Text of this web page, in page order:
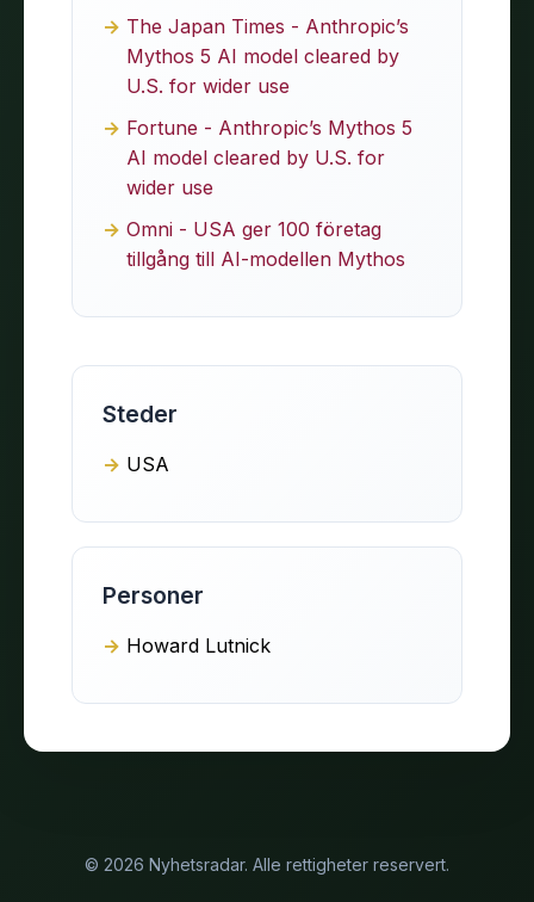
The Japan Times - Anthropic’s
Mythos 5 AI model cleared by
U.S. for wider use
Fortune - Anthropic’s Mythos 5
AI model cleared by U.S. for
wider use
Omni - USA ger 100 företag
tillgång till AI-modellen Mythos
Steder
USA
Personer
Howard Lutnick
© 2026 Nyhetsradar. Alle rettigheter reservert.